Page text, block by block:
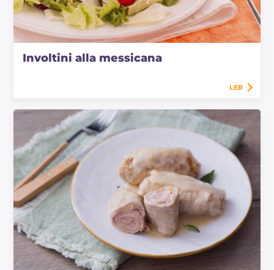
Involtini alla messicana
LER